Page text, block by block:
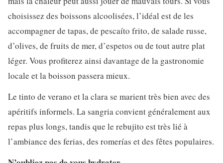
choisissez des boissons alcoolisées, l’idéal est de les
accompagner de tapas, de pescaíto frito, de salade russe,
d’olives, de fruits de mer, d’espetos ou de tout autre plat
léger. Vous profiterez ainsi davantage de la gastronomie
locale et la boisson passera mieux.
Le tinto de verano et la clara se marient très bien avec des
apéritifs informels. La sangria convient généralement aux
repas plus longs, tandis que le rebujito est très lié à
l’ambiance des ferias, des romerías et des fêtes populaires.